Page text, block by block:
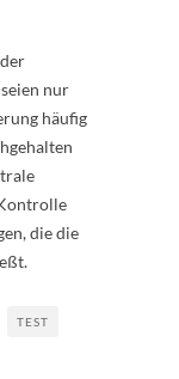
nur
häufig
die die
TEST